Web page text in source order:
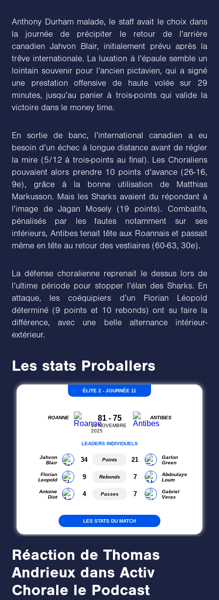
Anthony Durham malade, le staff avait le choix dans
la journée de précipiter le retour de l’arrière
canadien Jahvon Blair, initialement prévu après la
trêve internationale. La luxation à l’épaule semble un
lointain souvenir pour l’ancien pictavien, qui a signé
une prestation offensive de haute volée sur 29
minutes, jusqu’au panier à trois-points qui valide la
victoire dans le money time.
En sortie de banc, l’international canadien a eu
besoin d’un échec à longue distance avant de régler
la mire (5/12 à trois-points au final). Les Choraliens
pouvaient alors prendre 10 points d’avance (26-16,
9e), grâce à la bonne utilisation de Matthias
Markusson. Mais les Sharks avaient du répondant à
l’image de Jagan Mosely (19 points). Combatifs,
pénalisés par les fautes notamment sur ses
intérieurs, Antibes tenait tête aux Roannais et passait
même en tête au retour des vestiaires (60-63, 30e).
La défense choralienne reprenait le dessus lors de
l’ultime période pour stopper l’élan des Sharks. En
attaque, les coéquipiers d’un Florian Léopold
déterminé (9 points et 10 rebonds) ont su faire la
différence, avec une belle alternance intérieur-
extérieur.
Les stats Proballers
Réaction de Thomas
Andrieux dans Activ
Chorale le Podcast